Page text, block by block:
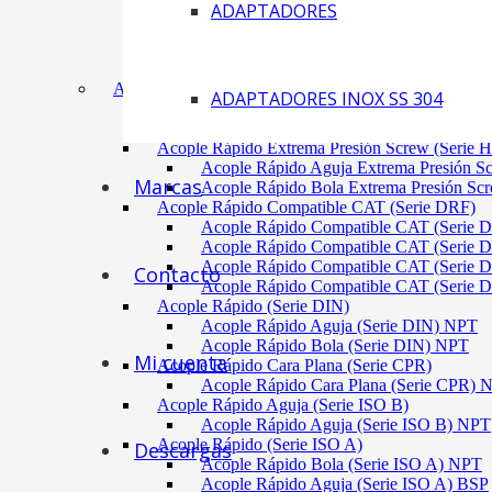
ADAPTADORES
ADAPTADORES INOX SS 304
Marcas
Contacto
Mi cuenta
Descargas
Acoplamiento Tipo Neumático Fenaflex (TYRE)
ACÓPLES RÁPIDOS
Acople Rápido Aguja Extrema Presión (Serie
Acople Rápido Extrema Presión Screw (Serie
Acople Rápido Aguja Extrema Presión
Acople Rápido Bola Extrema Presión
Acople Rápido Compatible CAT (Serie DRF)
Acople Rápido Compatible CAT (Serie
Acople Rápido Compatible CAT (Serie
Acople Rápido Compatible CAT (Serie
Acople Rápido Compatible CAT (Serie
Acople Rápido (Serie DIN)
Acople Rápido Aguja (Serie DIN) NPT
Acople Rápido Bola (Serie DIN) NPT
Acople Rápido Cara Plana (Serie CPR)
Acople Rápido Cara Plana (Serie CPR)
Acople Rápido Aguja (Serie ISO B)
Acople Rápido Aguja (Serie ISO B) NPT
Acople Rápido (Serie ISO A)
Acople Rápido Bola (Serie ISO A) NPT
Acople Rápido Aguja (Serie ISO A) BSP